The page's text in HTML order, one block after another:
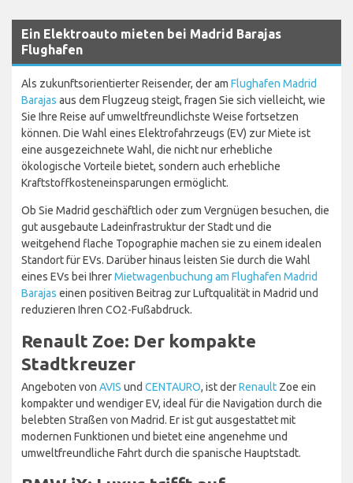
Ein Elektroauto mieten bei Madrid Barajas
Flughafen
Als zukunftsorientierter Reisender, der am Flughafen Madrid
Barajas aus dem Flugzeug steigt, fragen Sie sich vielleicht, wie
Sie Ihre Reise auf umweltfreundlichste Weise fortsetzen
können. Die Wahl eines Elektrofahrzeugs (EV) zur Miete ist
eine ausgezeichnete Wahl, die nicht nur erhebliche
ökologische Vorteile bietet, sondern auch erhebliche
Kraftstoffkosteneinsparungen ermöglicht.
Ob Sie Madrid geschäftlich oder zum Vergnügen besuchen, die
gut ausgebaute Ladeinfrastruktur der Stadt und die
weitgehend flache Topographie machen sie zu einem idealen
Standort für EVs. Darüber hinaus leisten Sie durch die Wahl
eines EVs bei IhrerMietwagenbuchung am Flughafen Madrid
Barajas einen positiven Beitrag zur Luftqualität in Madrid und
reduzieren Ihren CO2-Fußabdruck.
Renault Zoe: Der kompakte
Stadtkreuzer
Angeboten von AVIS und CENTAURO, ist derRenault Zoe ein
kompakter und wendiger EV, ideal für die Navigation durch die
belebten Straßen von Madrid. Er ist gut ausgestattet mit
modernen Funktionen und bietet eine angenehme und
umweltfreundliche Fahrt durch die spanische Hauptstadt.